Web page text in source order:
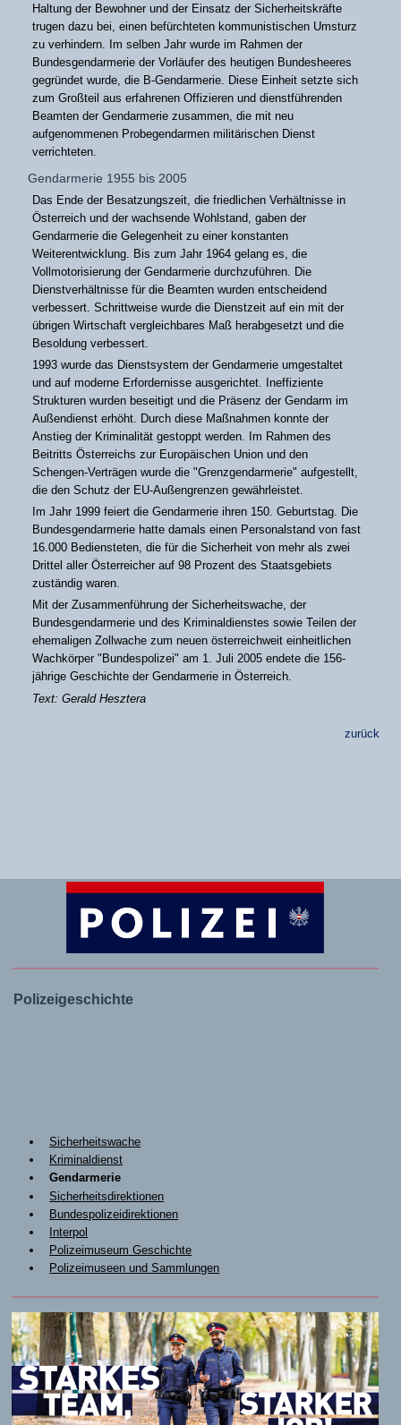
Haltung der Bewohner und der Einsatz der Sicherheitskräfte
trugen dazu bei, einen befürchteten kommunistischen Umsturz
zu verhindern. Im selben Jahr wurde im Rahmen der
Bundesgendarmerie der Vorläufer des heutigen Bundesheeres
gegründet wurde, die B-Gendarmerie. Diese Einheit setzte sich
zum Großteil aus erfahrenen Offizieren und dienstführenden
Beamten der Gendarmerie zusammen, die mit neu
aufgenommenen Probegendarmen militärischen Dienst
verrichteten.
Gendarmerie 1955 bis 2005
Das Ende der Besatzungszeit, die friedlichen Verhältnisse in
Österreich und der wachsende Wohlstand, gaben der
Gendarmerie die Gelegenheit zu einer konstanten
Weiterentwicklung. Bis zum Jahr 1964 gelang es, die
Vollmotorisierung der Gendarmerie durchzuführen. Die
Dienstverhältnisse für die Beamten wurden entscheidend
verbessert. Schrittweise wurde die Dienstzeit auf ein mit der
übrigen Wirtschaft vergleichbares Maß herabgesetzt und die
Besoldung verbessert.
1993 wurde das Dienstsystem der Gendarmerie umgestaltet
und auf moderne Erfordernisse ausgerichtet. Ineffiziente
Strukturen wurden beseitigt und die Präsenz der Gendarm im
Außendienst erhöht. Durch diese Maßnahmen konnte der
Anstieg der Kriminalität gestoppt werden. Im Rahmen des
Beitritts Österreichs zur Europäischen Union und den
Schengen-Verträgen wurde die "Grenzgendarmerie" aufgestellt,
die den Schutz der EU-Außengrenzen gewährleistet.
Im Jahr 1999 feiert die Gendarmerie ihren 150. Geburtstag. Die
Bundesgendarmerie hatte damals einen Personalstand von fast
16.000 Bediensteten, die für die Sicherheit von mehr als zwei
Drittel aller Österreicher auf 98 Prozent des Staatsgebiets
zuständig waren.
Mit der Zusammenführung der Sicherheitswache, der
Bundesgendarmerie und des Kriminaldienstes sowie Teilen der
ehemaligen Zollwache zum neuen österreichweit einheitlichen
Wachkörper "Bundespolizei" am 1. Juli 2005 endete die 156-
jährige Geschichte der Gendarmerie in Österreich.
Text: Gerald Hesztera
zurück
Polizeigeschichte
Sicherheitswache
Kriminaldienst
Gendarmerie
Sicherheitsdirektionen
Bundespolizeidirektionen
Interpol
Polizeimuseum Geschichte
Polizeimuseen und Sammlungen